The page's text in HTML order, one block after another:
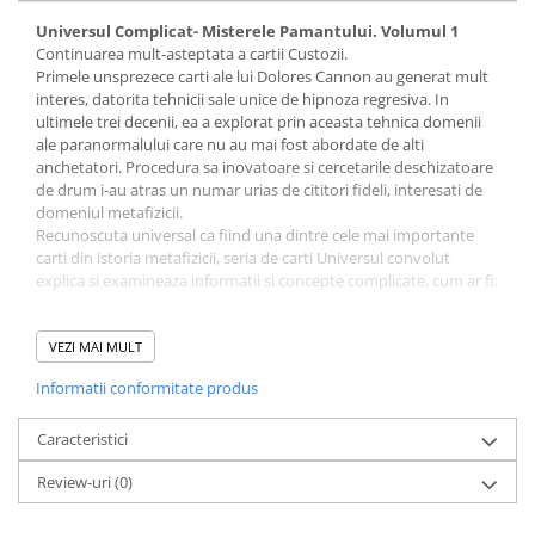
Universul Complicat- Misterele Pamantului. Volumul 1
Continuarea mult-asteptata a cartii Custozii.
Primele unsprezece carti ale lui Dolores Cannon au generat mult
interes, datorita tehnicii sale unice de hipnoza regresiva. In
ultimele trei decenii, ea a explorat prin aceasta tehnica domenii
ale paranormalului care nu au mai fost abordate de alti
anchetatori. Procedura sa inovatoare si cercetarile deschizatoare
de drum i-au atras un numar urias de cititori fideli, interesati de
domeniul metafizicii.
Recunoscuta universal ca fiind una dintre cele mai importante
carti din istoria metafizicii, seria de carti Universul convolut
explica si examineaza informatii si concepte complicate, cum ar fi:
• Dumnezeu-Sursa.
• Cunoasterea subconstienta a calatoriei interdimensionale
• Timpul simultan (ideea ca toate vietile trecute, prezente
si viitoare se petrec in acelasi timp).
• Insula Pastelui, Loch Ness, Liniile Nazca, Piramidele.
• Caracteristicile altor planete si dimensiuni.
• Sufletele de grup si fiintele din energie.
• Fragmentele si fatetele de suflet.
VEZI MAI MULT
Informatii conformitate produs
Caracteristici
Review-uri(0)